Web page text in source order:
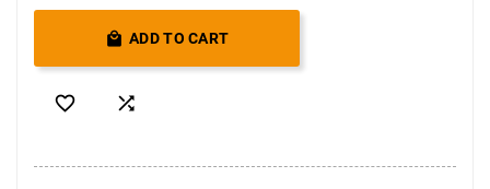
 ADD TO CART
 